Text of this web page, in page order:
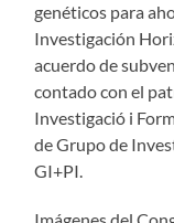
genéticos para
Investigación
acuerdo de
contado con el
Investigació i
de Grupo de
GI+PI.